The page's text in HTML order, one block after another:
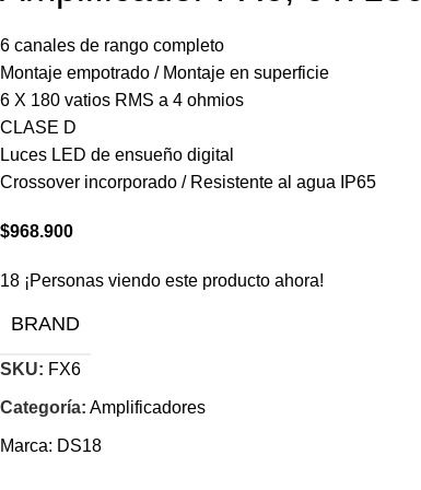
6 canales de rango completo
Montaje empotrado / Montaje en superficie
6 X 180 vatios RMS a 4 ohmios
CLASE D
Luces LED de ensueño digital
Crossover incorporado / Resistente al agua IP65
$968.900
18 ¡Personas viendo este producto ahora!
BRAND
SKU: FX6
Categoría: Amplificadores
Marca: DS18